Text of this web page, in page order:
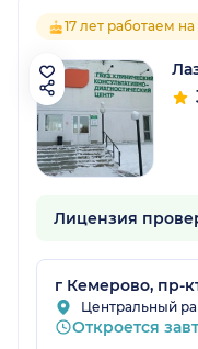
17 лет работаем
Лицензия
г Кемерово, пр-
Центральный
Откроется